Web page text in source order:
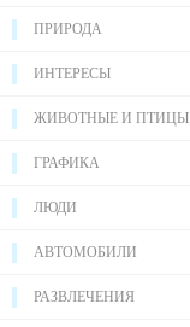
ПРИРОДА
ИНТЕРЕСЫ
ЖИВОТНЫЕ И ПТИЦЫ
ГРАФИКА
ЛЮДИ
АВТОМОБИЛИ
РАЗВЛЕЧЕНИЯ